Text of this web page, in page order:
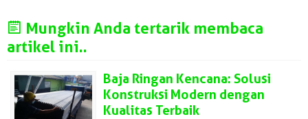
J Mungkin Anda tertarik membaca
artikel ini..
Baja Ringan Kencana: Solusi
Konstruksi Modern dengan
Kualitas Terbaik